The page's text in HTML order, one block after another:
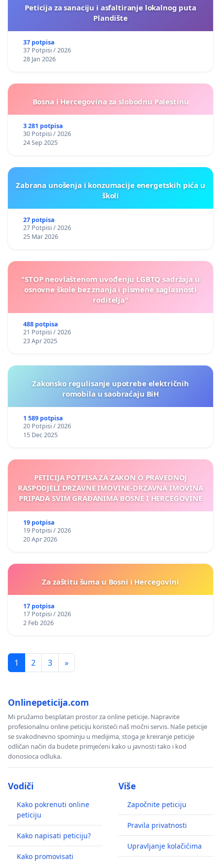
Peticija za sanaciju i asfaltiranje lokalnog puta
Plandište
37 potpisa
37 Potpisi / 2026
28 Jan 2026
Bosna i Hercegovina za slobodnu Palestinu
3 281 potpisa
30 Potpisi / 2026
24 Sep 2025
Zabrana unošenja i konzumacije energetskih pića u
školi
27 potpisa
27 Potpisi / 2026
25 Mar 2026
"STOP neovlaštenom uvođenju LGBTQ sadržaja u
osnovne škole bez znanja i pismene saglasnosti
roditelja"
488 potpisa
21 Potpisi / 2026
23 Apr 2025
Zakonsko regulisanje upotrebe električnih
romobila u saobraćaju BiH
1 589 potpisa
20 Potpisi / 2026
15 Dec 2025
PETICIJA POTPISA ZA ZAKON O PRAVEDNOJ
RASPODJELI DRZAVNE IMOVINE-DRZAVNA IMOVINA
PRIPADA SVIM GRAĐANIMA BOSNE I HERCEGOVINE
19 potpisa
19 Potpisi / 2026
20 Apr 2026
Za zaštitu šuma u Bosni i Hercegovini
17 potpisa
17 Potpisi / 2026
2 Feb 2026
1 2 3 »
Onlinepeticija.com
Mi pružamo besplatan prostor za online peticije. Napravite
profesionalnu online peticiju koristeći naš močni servis. Naše peticije
se svakodnevno spominju u medijima, stoga je kreiranje peticije
odličan način da budete primjećeni kako u javnosti tako i kod
donosioca odluka.
Vodiči
Kako pokrenuti online
peticiju
Kako napisati peticiju?
Kako promovisati
Više
Započnite peticiju
Pravila privatnosti
Upravljanje kolačićima